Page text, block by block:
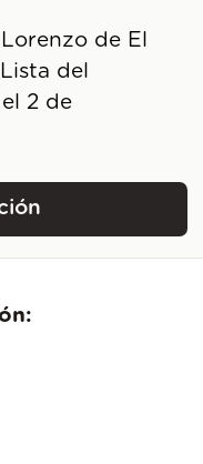
de El
del
2 de